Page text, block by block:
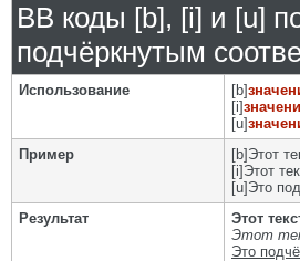
BB коды [b], [i] и [u]
подчёркнутым
Использование [b]
[i]
[u]
Пример
[b]Этот
[i]Этот
[u]Это
Результат
Этот
Этот
Это